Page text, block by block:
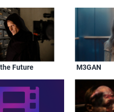
Future M3GAN